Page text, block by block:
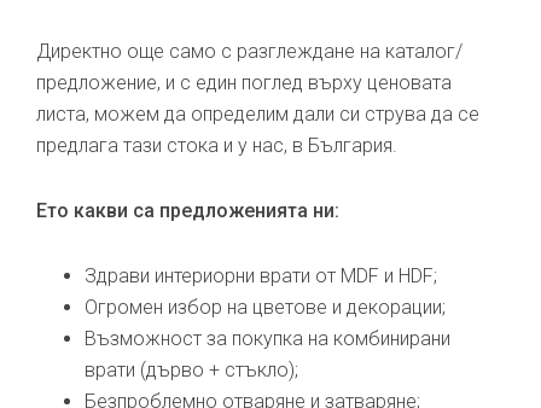
Директно още само с разглеждане на каталог/
предложение, и с един поглед върху ценовата
листа, можем да определим дали си струва да се
предлага тази стока и у нас, в България.
Ето какви са предложенията ни:
Здрави интериорни врати от MDF и HDF;
Огромен избор на цветове и декорации;
Възможност за покупка на комбинирани
врати (дърво + стъкло);
Безпроблемно отваряне и затваряне;